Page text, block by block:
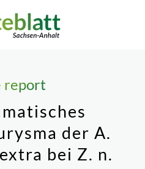
report
der A.
bei Z. n.